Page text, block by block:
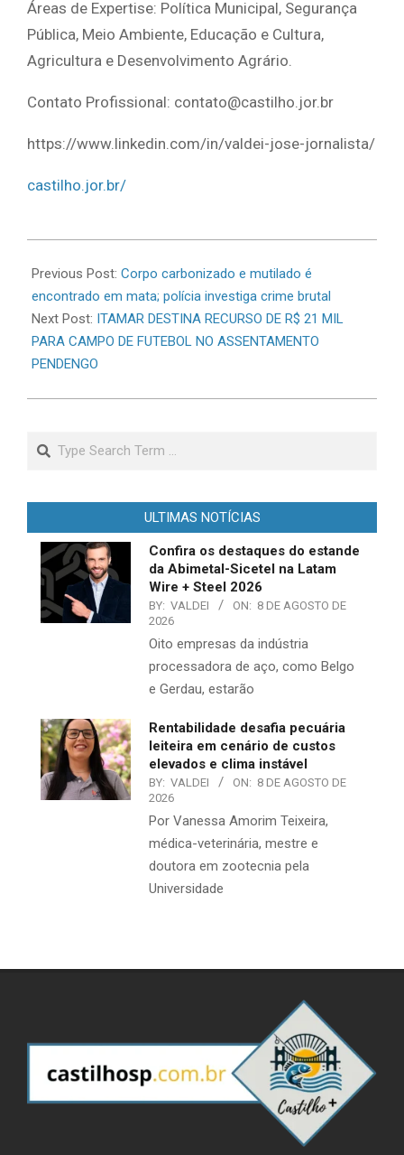
Áreas de Expertise: Política Municipal, Segurança
Pública, Meio Ambiente, Educação e Cultura,
Agricultura e Desenvolvimento Agrário.
Contato Profissional: contato@castilho.jor.br
https://www.linkedin.com/in/valdei-jose-jornalista/
castilho.jor.br/
07-
01
Previous Post: Corpo carbonizado e mutilado é
encontrado em mata; polícia investiga crime brutal
Next Post: ITAMAR DESTINA RECURSO DE R$ 21 MIL
PARA CAMPO DE FUTEBOL NO ASSENTAMENTO
PENDENGO
Search
ULTIMAS NOTÍCIAS
Confira os destaques do estande
da Abimetal-Sicetel na Latam
Wire + Steel 2026
BY: VALDEI ON: 8 DE AGOSTO DE
2026
Oito empresas da indústria
processadora de aço, como Belgo
e Gerdau, estarão
Rentabilidade desafia pecuária
leiteira em cenário de custos
elevados e clima instável
BY: VALDEI ON: 8 DE AGOSTO DE
2026
Por Vanessa Amorim Teixeira,
médica-veterinária, mestre e
doutora em zootecnia pela
Universidade